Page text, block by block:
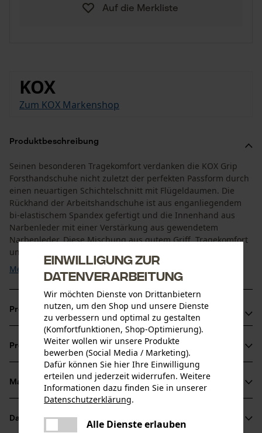
Auf die Merkliste
KOX
Zum KOX Markenshop
Produktbeschreibung
Seinen besonderen Tragekomfort verdanken die KOX Grip
Forsthandschuhe nicht zuletzt der perfekten Passform durch
einen neuartigen Schichtelschnitt mit Flügeldaumen. Die
Rückhand der Arbeitshandschuhe ist aus enganliegendem
bi-elastischem Spandex gefertigt und die Innenhand aus
Narbenleder mit einer Verstärkung aus gewendetem
Narbenleder. Diese Mischung aus gutem Griff, Tragekomfort
und ...
Mehr anzeigen
Produktvorteile
Robustes und widerstandsfähiges Leder
Schutzhandschuhe mit anatomischer Passform
Rückhand der Sicherheitshandschuhe elastisch
Produktinformationen
Produktdetails
Aktivitätstyp
Arbeiten, Schützen
Material & Pflege
Datenblätter
Einwilligung zur
Datenverarbeitung
Wir möchten Dienste von Drittanbietern
nutzen, um den Shop und unsere Dienste
zu verbessern und optimal zu gestalten
(Komfortfunktionen, Shop-Optimierung).
Weiter wollen wir unsere Produkte
bewerben (Social Media / Marketing).
Dafür können Sie hier Ihre Einwilligung
erteilen und jederzeit widerrufen. Weitere
Informationen dazu finden Sie in unserer
Datenschutzerklärung.
Alle Dienste erlauben
Es ist ein Fehler aufgetreten. Bitte